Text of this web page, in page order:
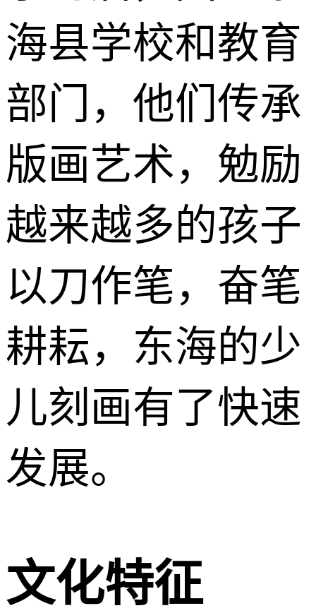
海县学校和教育
部门，他们传承
版画艺术，勉励
越来越多的孩子
以刀作笔，奋笔
耕耘，东海的少
儿刻画有了快速
发展。
文化特征